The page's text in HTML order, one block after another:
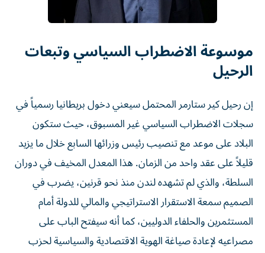
موسوعة الاضطراب السياسي وتبعات
الرحيل
إن رحيل كير ستارمر المحتمل سيعني دخول بريطانيا رسمياً في
سجلات الاضطراب السياسي غير المسبوق، حيث ستكون
البلاد على موعد مع تنصيب رئيس وزرائها السابع خلال ما يزيد
قليلاً على عقد واحد من الزمان. هذا المعدل المخيف في دوران
السلطة، والذي لم تشهده لندن منذ نحو قرنين، يضرب في
الصميم سمعة الاستقرار الاستراتيجي والمالي للدولة أمام
المستثمرين والحلفاء الدوليين، كما أنه سيفتح الباب على
مصراعيه لإعادة صياغة الهوية الاقتصادية والسياسية لحزب